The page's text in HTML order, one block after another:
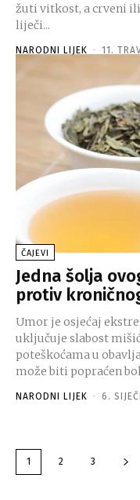
žuti vitkost, a crveni
liječi...
NARODNI LIJEK - 11.
ČAJEVI
Jedna šolja
protiv
Umor je osjećaj
uključuje slabost
poteškoćama u
može biti popraćen
NARODNI LIJEK - 6.
1 2 3